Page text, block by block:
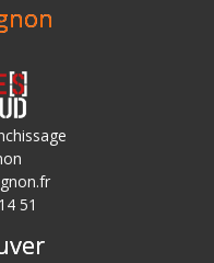
51